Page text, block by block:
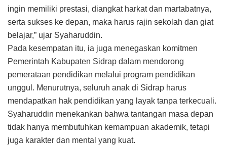
ingin memiliki prestasi, diangkat harkat dan martabatnya,
serta sukses ke depan, maka harus rajin sekolah dan giat
belajar,” ujar Syaharuddin.
Pada kesempatan itu, ia juga menegaskan komitmen
Pemerintah Kabupaten Sidrap dalam mendorong
pemerataan pendidikan melalui program pendidikan
unggul. Menurutnya, seluruh anak di Sidrap harus
mendapatkan hak pendidikan yang layak tanpa terkecuali.
Syaharuddin menekankan bahwa tantangan masa depan
tidak hanya membutuhkan kemampuan akademik, tetapi
juga karakter dan mental yang kuat.